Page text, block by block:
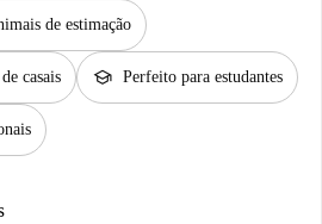
de estimação
casais school Perfeito para estudantes